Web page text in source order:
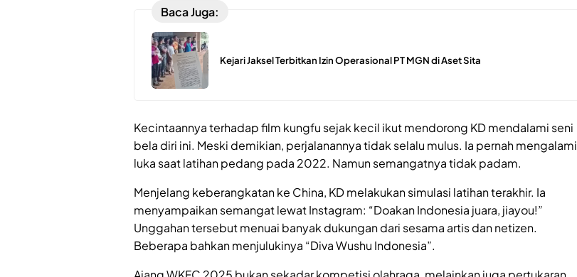
Baca Juga:
Kejari Jaksel Terbitkan Izin Operasional PT MGN di Aset Sita
Kecintaannya terhadap film kungfu sejak kecil ikut mendorong KD mendalami seni
bela diri ini. Meski demikian, perjalanannya tidak selalu mulus. Ia pernah mengalami
luka saat latihan pedang pada 2022. Namun semangatnya tidak padam.
Menjelang keberangkatan ke China, KD melakukan simulasi latihan terakhir. Ia
menyampaikan semangat lewat Instagram: “Doakan Indonesia juara, jiayou!”
Unggahan tersebut menuai banyak dukungan dari sesama artis dan netizen.
Beberapa bahkan menjulukinya “Diva Wushu Indonesia”.